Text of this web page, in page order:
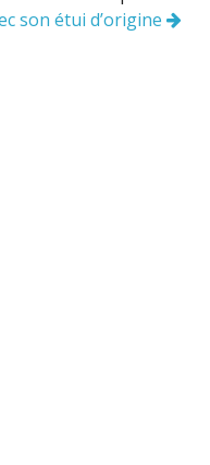
son étui d’origine